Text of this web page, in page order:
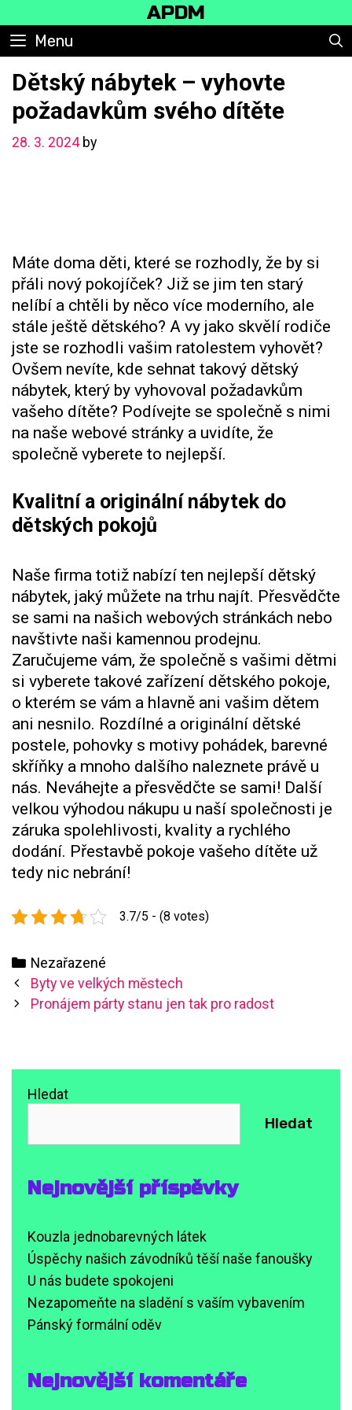
to
content
APDM
Menu
Dětský nábytek – vyhovte
požadavkům svého dítěte
28. 3. 2024 by
Máte doma děti, které se rozhodly, že by si
přáli nový pokojíček? Již se jim ten starý
nelíbí a chtěli by něco více moderního, ale
stále ještě dětského? A vy jako skvělí rodiče
jste se rozhodli vašim ratolestem vyhovět?
Ovšem nevíte, kde sehnat takový dětský
nábytek, který by vyhovoval požadavkům
vašeho dítěte? Podívejte se společně s nimi
na naše webové stránky a uvidíte, že
společně vyberete to nejlepší.
Kvalitní a originální nábytek do
dětských pokojů
Naše firma totiž nabízí ten nejlepší dětský
nábytek, jaký můžete na trhu najít. Přesvědčte
se sami na našich webových stránkách nebo
navštivte naši kamennou prodejnu.
Zaručujeme vám, že společně s vašimi dětmi
si vyberete takové zařízení dětského pokoje,
o kterém se vám a hlavně ani vašim dětem
ani nesnilo. Rozdílné a originální dětské
postele, pohovky s motivy pohádek, barevné
skříňky a mnoho dalšího naleznete právě u
nás. Neváhejte a přesvědčte se sami! Další
velkou výhodou nákupu u naší společnosti je
záruka spolehlivosti, kvality a rychlého
dodání. Přestavbě pokoje vašeho dítěte už
tedy nic nebrání!
3.7/5 - (8 votes)
Categories
Nezařazené
Post
navigation
Byty ve velkých městech
Pronájem párty stanu jen tak pro radost
Hledat
Hledat
Nejnovější příspěvky
Kouzla jednobarevných látek
Úspěchy našich závodníků těší naše fanoušky
U nás budete spokojeni
Nezapomeňte na sladění s vaším vybavením
Pánský formální oděv
Nejnovější komentáře